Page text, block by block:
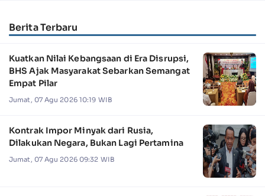
Berita Terbaru
Kuatkan Nilai Kebangsaan di Era Disrupsi,
BHS Ajak Masyarakat Sebarkan Semangat
Empat Pilar
Jumat, 07 Agu 2026 10:19 WIB
Kontrak Impor Minyak dari Rusia,
Dilakukan Negara, Bukan Lagi Pertamina
Jumat, 07 Agu 2026 09:32 WIB